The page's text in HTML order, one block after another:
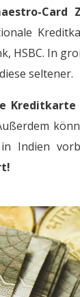
Card
HSBC. In
seltener.
Kreditkarte
Indien